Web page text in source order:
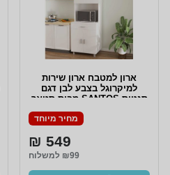
ארון למטבח ארון שירות
למיקרוגל בצבע לבן דגם
סנטוס SANTOS מבית סטאר
מחיר מיוחד
549 ₪
₪99 למשלוח